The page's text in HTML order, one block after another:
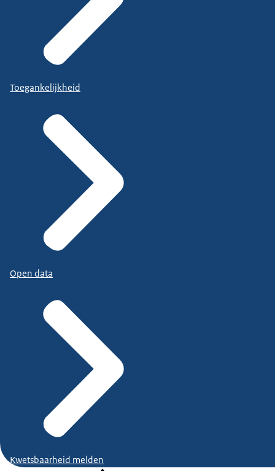
Toegankelijkheid
Open data
Kwetsbaarheid melden